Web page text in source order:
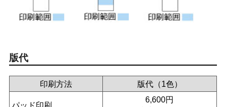
版代
印刷方法 版代（1色）
パッド印刷
6,600円